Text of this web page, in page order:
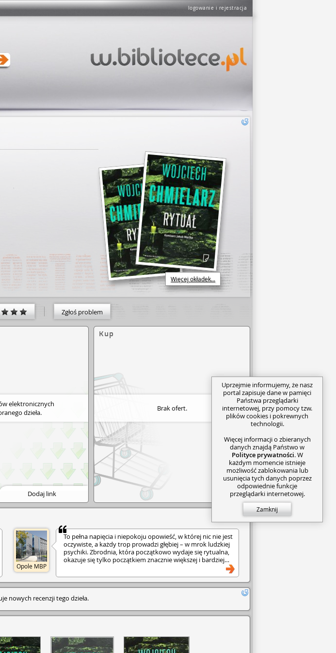
logowanie i rejestracja
Więcej okładek...
Zgłoś problem
elektronicznych
dzieła.
Dodaj link
Kup
Brak ofert.
Opole MBP
To pełna napięcia i niepokoju opowieść, w której nic nie jest
oczywiste, a każdy trop prowadzi głębiej – w mrok ludzkiej
psychiki. Zbrodnia, która początkowo wydaje się rytualna,
okazuje się tylko początkiem znacznie większej i bardziej
złożonej historii. To świetnie skonstruowany thriller, który
zadaje pytania o winę, prawdę i to, co jesteśmy w stanie
zrobić, by ją odkryć. Mroczny, wciągający i boleśnie
realistyczny.
nowych recenzji tego dzieła.
Uprzejmie informujemy, że nasz
portal zapisuje dane w pamięci
Państwa przeglądarki
internetowej, przy pomocy tzw.
plików cookies i pokrewnych
technologii.
Więcej informacji o zbieranych
danych znajdą Państwo w
Polityce prywatności. W
każdym momencie istnieje
możliwość zablokowania lub
usunięcia tych danych poprzez
odpowiednie funkcje
przeglądarki internetowej.
Zamknij